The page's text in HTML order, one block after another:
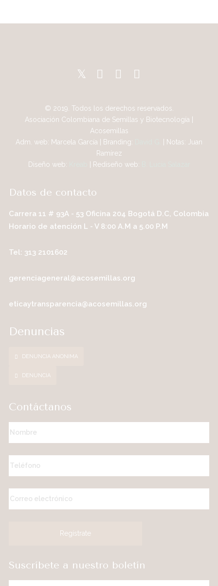
© 2019. Todos los derechos reservados.
Asociación Colombiana de Semillas y Biotecnología |
Acosemillas
Adm. web: Marcela García | Branding:
| Notas: Juan
Ramírez
Diseño web:
| Rediseño web:
Datos de contacto
Carrera 11 # 93A - 53 Oficina 204 Bogotá D.C, Colombia
Horario de atención L - V 8:00 A.M a 5.00 P.M
Tel: 313 2101602
gerenciageneral@acosemillas.org
eticaytransparencia@acosemillas.org
Denuncias
DENUNCIA ANONIMA
DENUNCIA
Contáctanos
Suscríbete a nuestro boletín